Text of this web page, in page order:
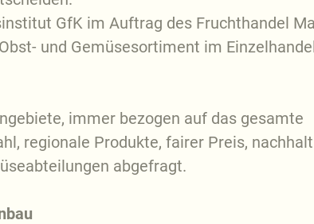
GfK im Auftrag des Fruchthandel
und Gemüsesortiment im
immer bezogen auf das gesamte
regionale Produkte, fairer Preis,
abgefragt.